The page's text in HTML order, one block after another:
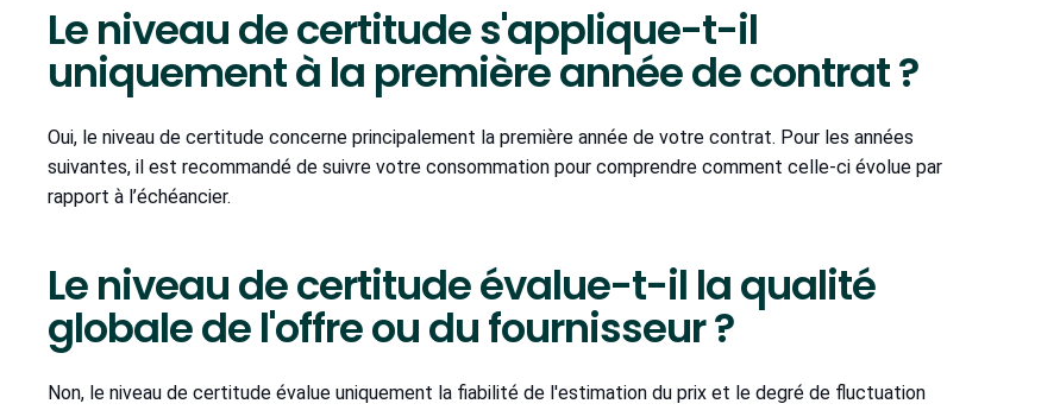
Le niveau de certitude s'applique-t-il
uniquement à la première année de contrat ?
Oui, le niveau de certitude concerne principalement la première année de votre contrat. Pour les années
suivantes, il est recommandé de suivre votre consommation pour comprendre comment celle-ci évolue par
rapport à l’échéancier.
Le niveau de certitude évalue-t-il la qualité
globale de l'offre ou du fournisseur ?
Non, le niveau de certitude évalue uniquement la fiabilité de l'estimation du prix et le degré de fluctuation